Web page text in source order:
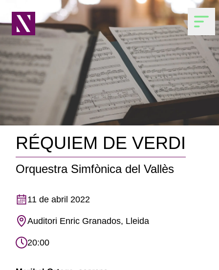
RÉQUIEM DE VERDI
Orquestra Simfònica del Vallès
11 de abril 2022
Auditori Enric Granados, Lleida
20:00